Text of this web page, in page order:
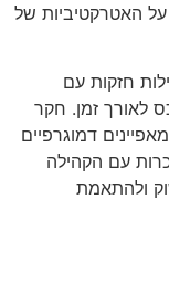
על האטרקטיביות של
חזקות עם
לאורך זמן. חקר
דמוגרפיים
עם הקהילה
ולהתאמת